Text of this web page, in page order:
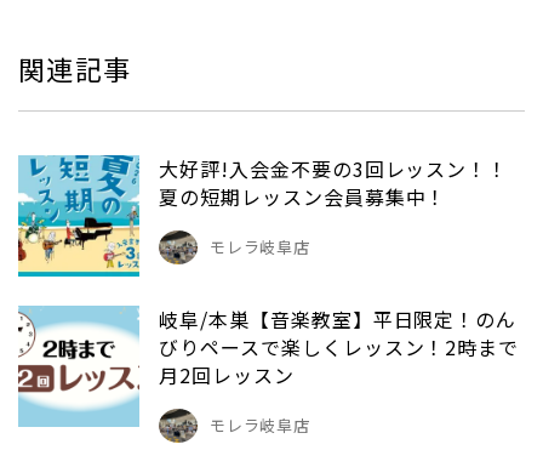
関連記事
大好評!入会金不要の3回レッスン！！
夏の短期レッスン会員募集中！
モレラ岐阜店
岐阜/本巣【音楽教室】平日限定！のん
びりペースで楽しくレッスン！2時まで
月2回レッスン
モレラ岐阜店